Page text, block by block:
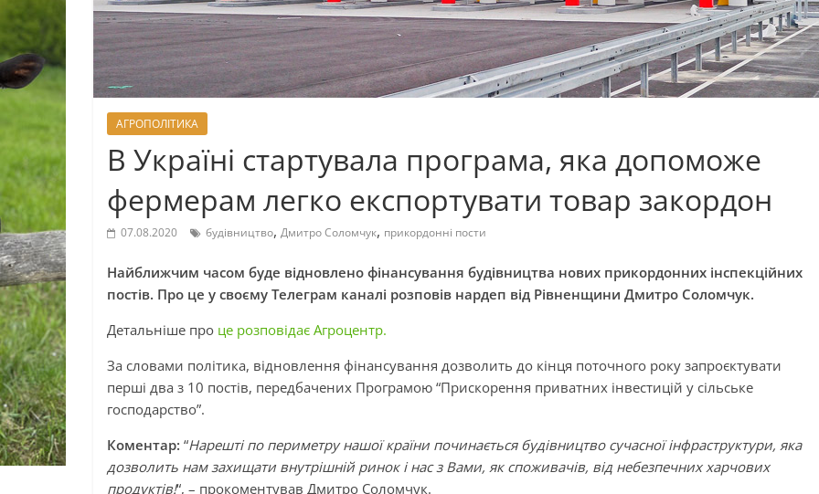
АГРОПОЛІТИКА
В Україні стартувала програма, яка допоможе
фермерам легко експортувати товар закордон
07.08.2020 будівництво, Дмитро Соломчук, прикордонні пости
Найближчим часом буде відновлено фінансування будівництва нових прикордонних інспекційних
постів. Про це у своєму Телеграм каналі розповів нардеп від Рівненщини Дмитро Соломчук.
Детальніше про це розповідає Агроцентр.
За словами політика, відновлення фінансування дозволить до кінця поточного року запроєктувати
перші два з 10 постів, передбачених Програмою “Прискорення приватних інвестицій у сільське
господарство”.
Коментар: “Нарешті по периметру нашої країни починається будівництво сучасної інфраструктури, яка
дозволить нам захищати внутрішній ринок і нас з Вами, як споживачів, від небезпечних харчових
продуктів!“, – прокоментував Дмитро Соломчук.